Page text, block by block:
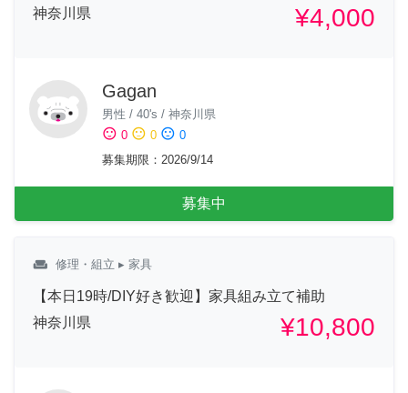
神奈川県
¥4,000
Gagan
男性 / 40's / 神奈川県
sentiment_satisfied 0 sentiment_neutral 0 sentiment_dissatisfied 0
募集期限 ： 2026/9/14
募集中
weekend 修理・組立 ▸ 家具
【本日19時/DIY好き歓迎】家具組み立て補助
神奈川県
¥10,800